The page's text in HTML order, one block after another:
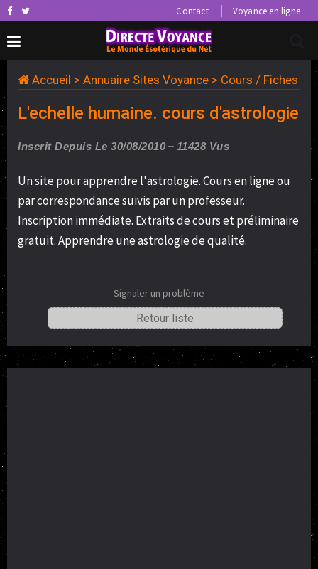
Contact Voyance en ligne
Accueil > Annuaire Sites Voyance > Cours / Fiches
L'echelle humaine. cours d'astrologie
Inscrit Depuis Le 30/08/2010 11428 Vus
Un site pour apprendre l'astrologie. Cours en ligne ou
par correspondance suivis par un professeur.
Inscription immédiate. Extraits de cours et préliminaire
gratuit. Apprendre une astrologie de qualité.
Signaler un problème
Retour liste